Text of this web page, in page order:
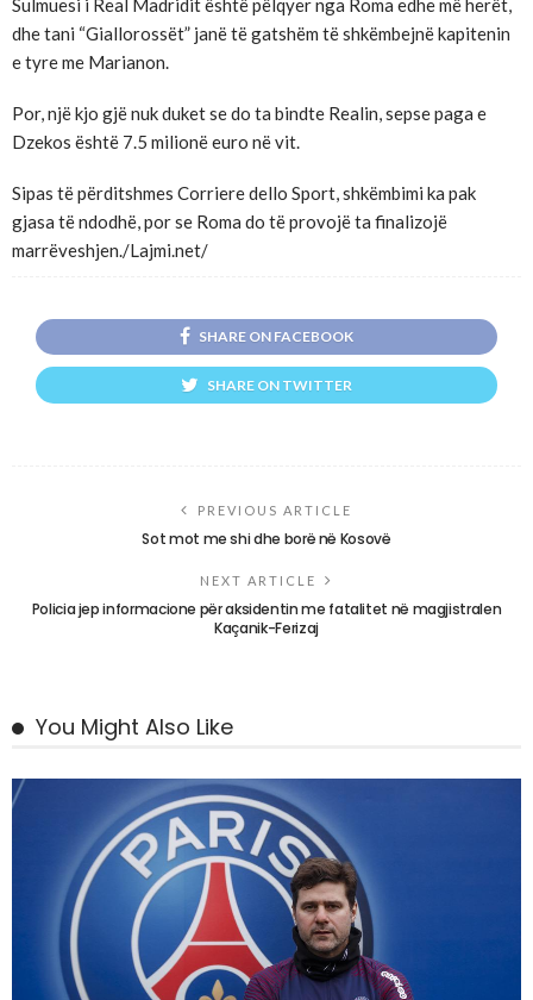
Sulmuesi i Real Madridit është pëlqyer nga Roma edhe më herët,
dhe tani “Giallorossët” janë të gatshëm të shkëmbejnë kapitenin
e tyre me Marianon.
Por, një kjo gjë nuk duket se do ta bindte Realin, sepse paga e
Dzekos është 7.5 milionë euro në vit.
Sipas të përditshmes Corriere dello Sport, shkëmbimi ka pak
gjasa të ndodhë, por se Roma do të provojë ta finalizojë
marrëveshjen./Lajmi.net/
SHARE ON FACEBOOK
SHARE ON TWITTER
PREVIOUS ARTICLE
Sot mot me shi dhe borë në Kosovë
NEXT ARTICLE
Policia jep informacione për aksidentin me fatalitet në magjistralen
Kaçanik-Ferizaj
You Might Also Like